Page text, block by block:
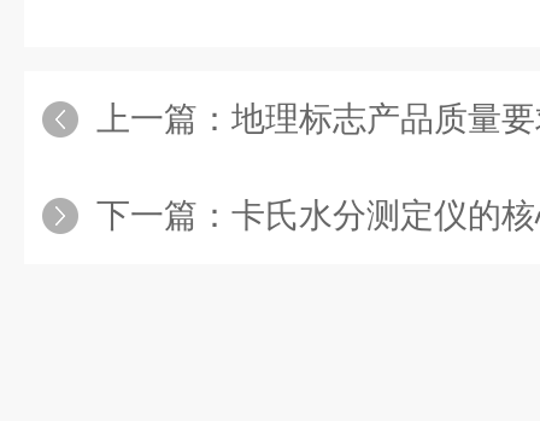
上一篇： 地理标志产品质量要求 洋河大曲 - 酒
下一篇： 卡氏水分测定仪的核心检测